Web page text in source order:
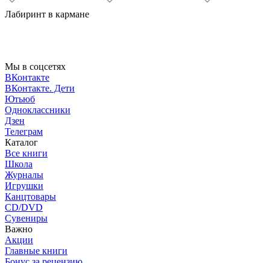
Лабиринт в кармане
Мы в соцсетях
ВКонтакте
ВКонтакте. Дети
Ютьюб
Одноклассники
Дзен
Телеграм
Каталог
Все книги
Школа
Журналы
Игрушки
Канцтовары
CD/DVD
Сувениры
Важно
Акции
Главные книги